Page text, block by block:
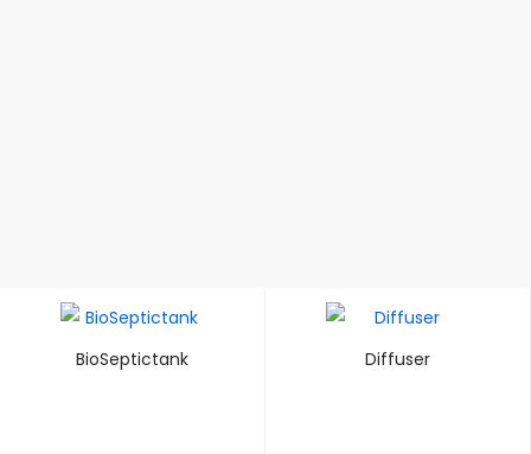
BioSeptictank Diffuser